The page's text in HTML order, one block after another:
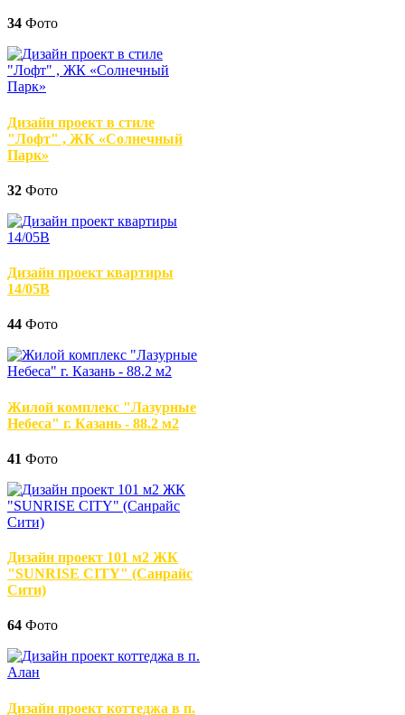
34 Фото
Дизайн проект в стиле
"Лофт" , ЖК «Солнечный
Парк»
32 Фото
Дизайн проект квартиры
14/05В
44 Фото
Жилой комплекс "Лазурные
Небеса" г. Казань - 88.2 м2
41 Фото
Дизайн проект 101 м2 ЖК
"SUNRISE CITY" (Санрайс
Сити)
64 Фото
Дизайн проект коттеджа в п.